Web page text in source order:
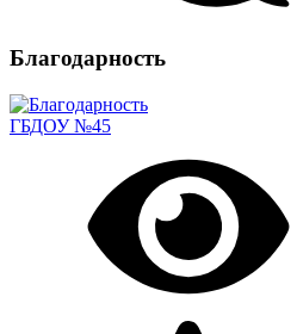
Благодарность
ГБДОУ №45